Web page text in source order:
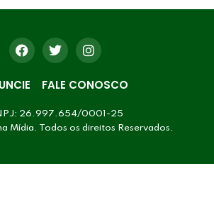
FALE CONOSCO
26.997.654/0001-25
Mídia. Todos os direitos Reservados.